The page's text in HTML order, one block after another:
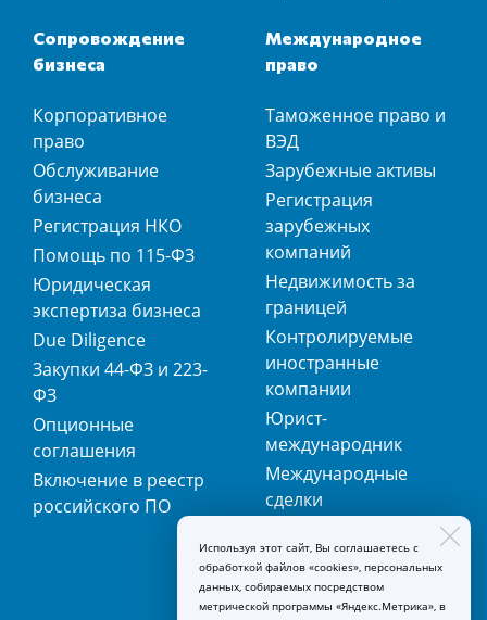
Сопровождение
бизнеса
Корпоративное
право
Обслуживание
бизнеса
Регистрация НКО
Помощь по 115-ФЗ
Юридическая
экспертиза бизнеса
Due Diligence
Закупки 44-ФЗ и 223-
ФЗ
Опционные
соглашения
Включение в реестр
российского ПО
Международное
право
Таможенное право и
ВЭД
Зарубежные активы
Регистрация
зарубежных
компаний
Недвижимость за
границей
Контролируемые
иностранные
компании
Юрист-
международник
Международные
сделки
регистрация
товарных знаков
Используя этот сайт, Вы соглашаетесь с
обработкой файлов «cookies», персональных
данных, собираемых посредством
метрической программы «Яндекс.Метрика», в